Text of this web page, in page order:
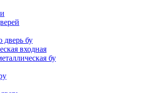
дверь бу
входная
бу